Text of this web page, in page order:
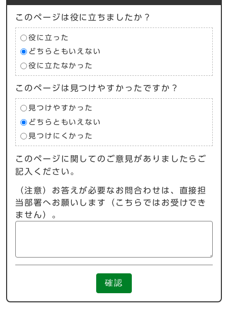
このページは役に立ちましたか？
役に立った
どちらともいえない
役に立たなかった
このページは見つけやすかったですか？
見つけやすかった
どちらともいえない
見つけにくかった
このページに関してのご意見がありましたらご
記入ください。
（注意）お答えが必要なお問合わせは、直接担
当部署へお願いします（こちらではお受けでき
ません）。
確認